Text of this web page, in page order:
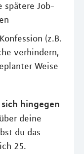
spätere Job-
(z.B.
verhindern,
Weise
hingegen
deine
du das
25.